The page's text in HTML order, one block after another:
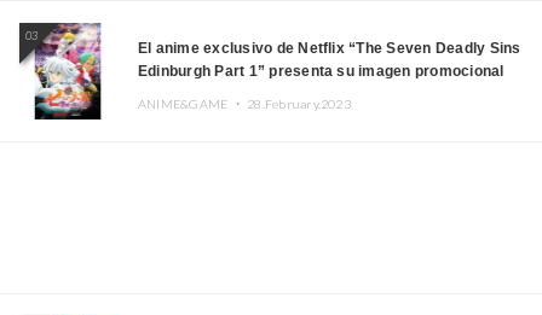
03
El anime exclusivo de Netflix “The Seven Deadly Sins
Edinburgh Part 1” presenta su imagen promocional
ANIME&GAME ・ 28.February.2023